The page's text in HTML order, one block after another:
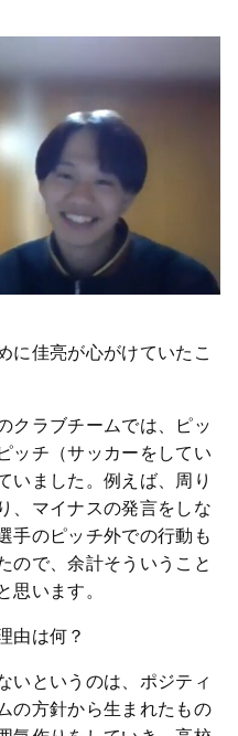
に佳亮が心がけていたこ
クラブチームでは、ピッ
ッチ（サッカーをしてい
いました。例えば、周り
、マイナスの発言をしな
手のピッチ外での行動も
ので、余計そういうこと
思います。
由は何？
いというのは、ポジティ
の方針から生まれたもの